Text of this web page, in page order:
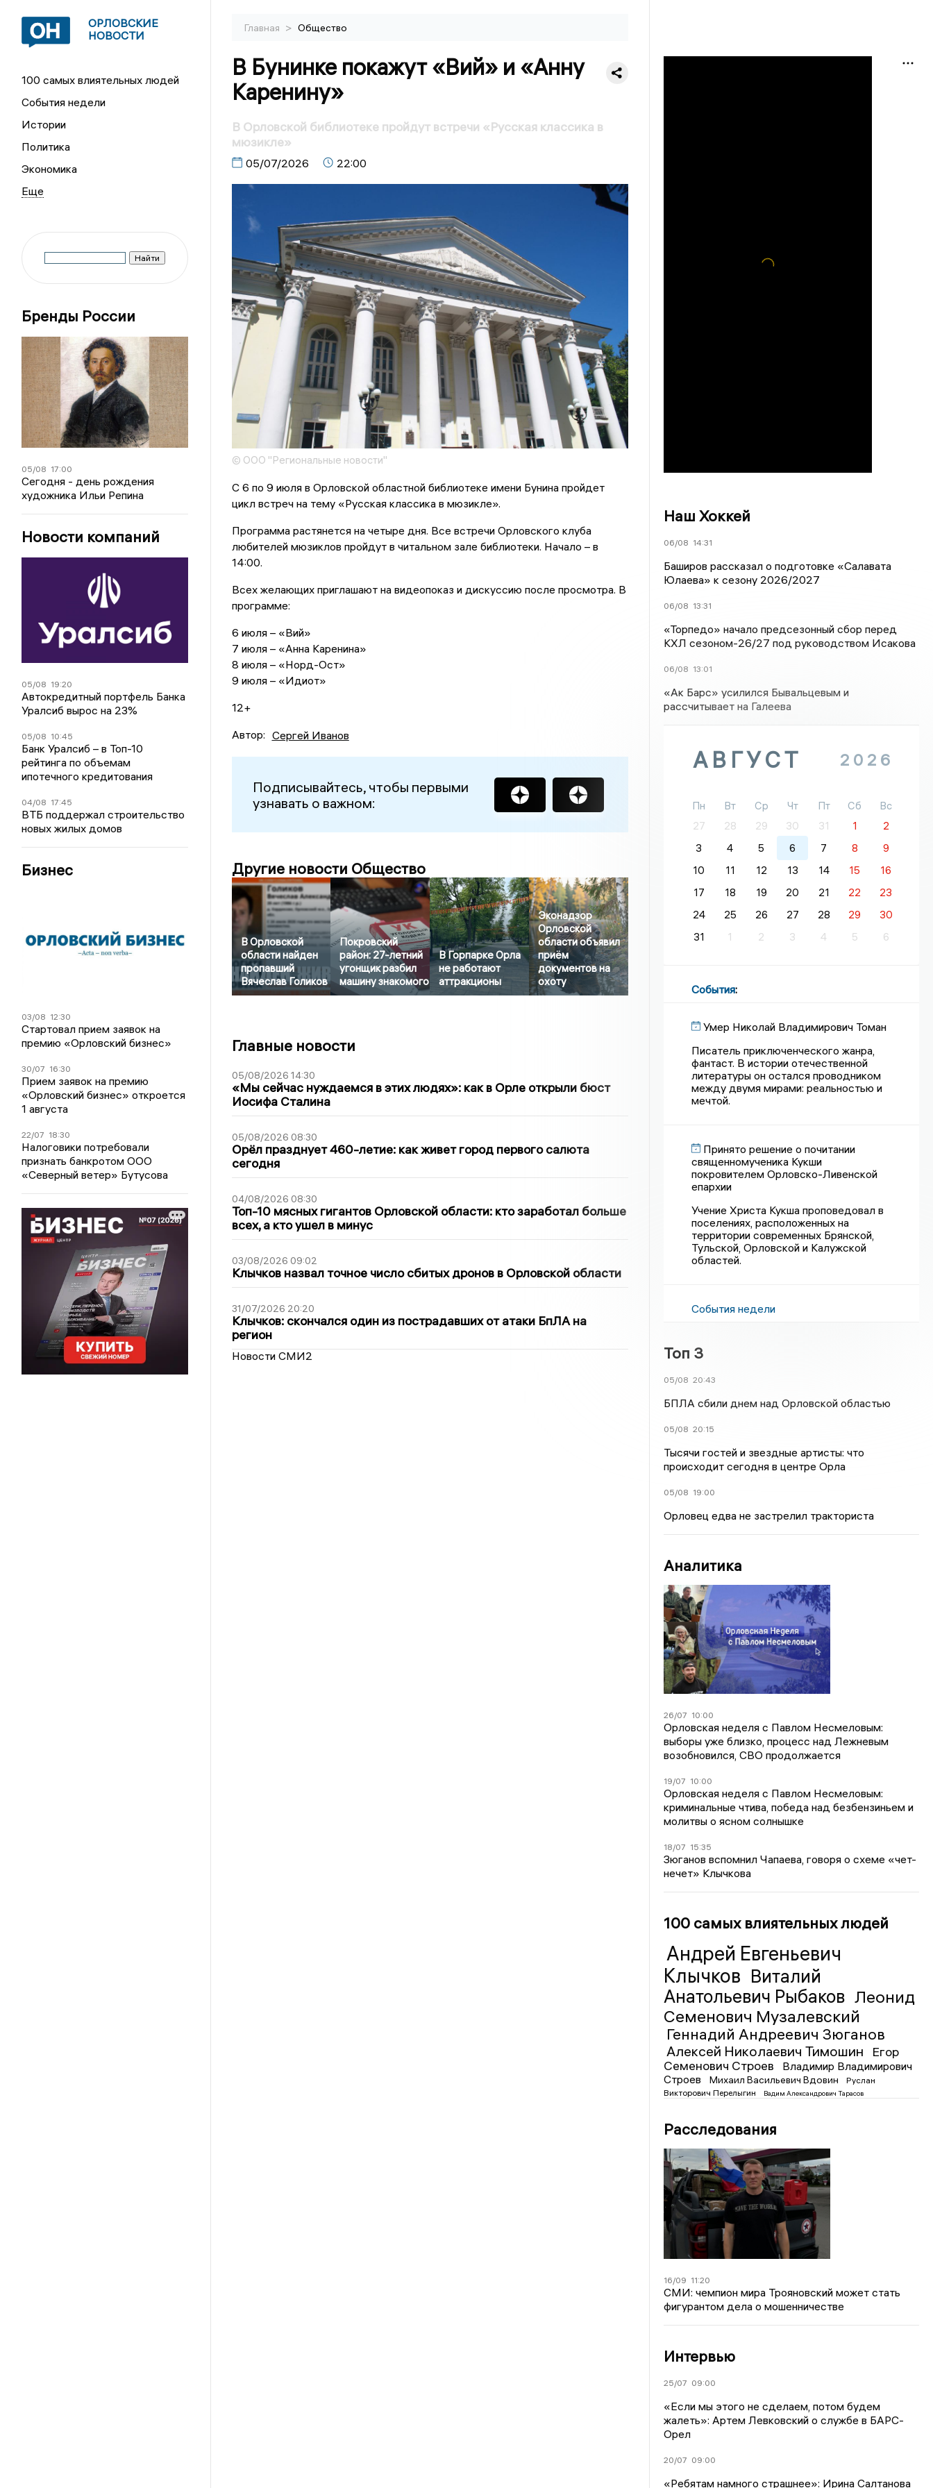
ОРЛОВСКИЕ
НОВОСТИ
100 самых влиятельных людей
События недели
Истории
Политика
Экономика
Бренды России
05/08 17:00
Сегодня - день рождения
художника Ильи Репина
Новости компаний
05/08 19:20
Автокредитный портфель Банка
Уралсиб вырос на 23%
05/08 10:45
Банк Уралсиб – в Топ-10
рейтинга по объемам
ипотечного кредитования
04/08 17:45
ВТБ поддержал строительство
новых жилых домов
Бизнес
03/08 12:30
Стартовал прием заявок на
премию «Орловский бизнес»
30/07 16:30
Прием заявок на премию
«Орловский бизнес» откроется
1 августа
22/07 18:30
Налоговики потребовали
признать банкротом ООО
«Северный ветер» Бутусова
Главная > Общество
В Бунинке покажут «Вий» и «Анну
Каренину»
В Орловской библиотеке пройдут встречи «Русская классика в
мюзикле»
05/07/2026 22:00
© ООО "Региональные новости"
С 6 по 9 июля в Орловской областной библиотеке имени Бунина пройдет
цикл встреч на тему «Русская классика в мюзикле».
Программа растянется на четыре дня. Все встречи Орловского клуба
любителей мюзиклов пройдут в читальном зале библиотеки. Начало – в
14:00.
Всех желающих приглашают на видеопоказ и дискуссию после просмотра. В
программе:
6 июля – «Вий»
7 июля – «Анна Каренина»
8 июля – «Норд-Ост»
9 июля – «Идиот»
12+
Автор: Сергей Иванов
Подписывайтесь, чтобы первыми
узнавать о важном:
Другие новости Общество
В Орловской
области найден
пропавший
Вячеслав Голиков
Покровский
район: 27-летний
угонщик разбил
машину знакомого
В Горпарке Орла
не работают
аттракционы
Эконадзор
Орловской
области объявил
приём
документов на
охоту
Главные новости
05/08/2026 14:30
«Мы сейчас нуждаемся в этих людях»: как в Орле открыли бюст
Иосифа Сталина
05/08/2026 08:30
Орёл празднует 460-летие: как живет город первого салюта
сегодня
04/08/2026 08:30
Топ-10 мясных гигантов Орловской области: кто заработал больше
всех, а кто ушел в минус
03/08/2026 09:02
Клычков назвал точное число сбитых дронов в Орловской области
31/07/2026 20:20
Клычков: скончался один из пострадавших от атаки БпЛА на
регион
Новости СМИ2
Наш Хоккей
06/08 14:31
Баширов рассказал о подготовке «Салавата
Юлаева» к сезону 2026/2027
06/08 13:31
«Торпедо» начало предсезонный сбор перед
КХЛ сезоном-26/27 под руководством Исакова
06/08 13:01
«Ак Барс» усилился Бывальцевым и
рассчитывает на Галеева
АВГУСТ 2026
Пн Вт Ср Чт Пт Сб
Вс
27
28 29 30 31 1
2
3
4 5 6 7 8
9
10
11 12 13 14 15
16
17
18 19 20 21 22
23
24
25 26 27 28 29
30
31
1 2 3 4 5 6
События:
Умер Николай Владимирович Томан
Писатель приключенческого жанра,
фантаст. В истории отечественной
литературы он остался проводником
между двумя мирами: реальностью и
мечтой.
Принято решение о почитании
священномученика Кукши
покровителем Орловско-Ливенской
епархии
Учение Христа Кукша проповедовал в
поселениях, расположенных на
территории современных Брянской,
Тульской, Орловской и Калужской
областей.
События недели
Топ 3
05/08 20:43
БПЛА сбили днем над Орловской областью
05/08 20:15
Тысячи гостей и звездные артисты: что
происходит сегодня в центре Орла
05/08 19:00
Орловец едва не застрелил тракториста
Аналитика
26/07 10:00
Орловская неделя с Павлом Несмеловым:
выборы уже близко, процесс над Лежневым
возобновился, СВО продолжается
19/07 10:00
Орловская неделя с Павлом Несмеловым:
криминальные чтива, победа над безбензиньем и
молитвы о ясном солнышке
18/07 15:35
Зюганов вспомнил Чапаева, говоря о схеме «чет-
нечет» Клычкова
100 самых влиятельных людей
Андрей Евгеньевич
Клычков Виталий
Анатольевич Рыбаков Леонид
Семенович Музалевский
Геннадий Андреевич Зюганов
Алексей Николаевич Тимошин
Егор
Семенович Строев
Владимир Владимирович
Строев
Михаил Васильевич Вдовин
Руслан
Викторович Перелыгин
Вадим Александрович Тарасов
Расследования
16/09 11:20
СМИ: чемпион мира Трояновский может стать
фигурантом дела о мошенничестве
Интервью
25/07 09:00
«Если мы этого не сделаем, потом будем
жалеть»: Артем Левковский о службе в БАРС-
Орел
20/07 09:00
«Ребятам намного страшнее»: Ирина Салтанова